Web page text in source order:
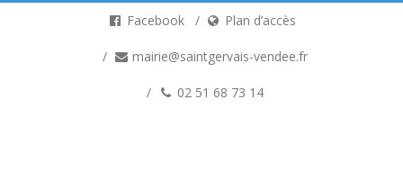
Facebook Plan d’accès
mairie@saintgervais-vendee.fr
02 51 68 73 14